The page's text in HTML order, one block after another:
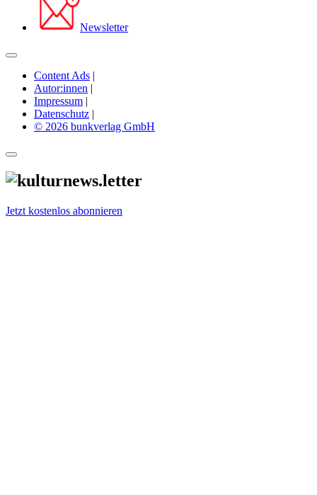
Newsletter
Content Ads |
Autor:innen |
Impressum |
Datenschutz |
© 2026 bunkverlag GmbH
Jetzt kostenlos abonnieren